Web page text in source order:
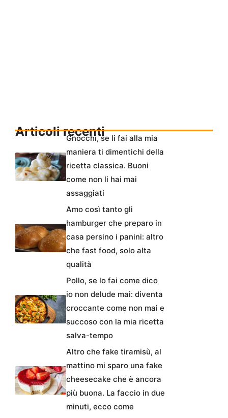
Articoli recentiGnocchi, se li fai alla mia
maniera ti dimentichi della
ricetta classica. Buoni
come non li hai mai
assaggiati
Amo così tanto gli
hamburger che preparo in
casa persino i panini: altro
che fast food, solo alta
qualità
Pollo, se lo fai come dico
io non delude mai: diventa
croccante come non mai e
succoso con la mia ricetta
salva-tempo
Altro che fake tiramisù, al
mattino mi sparo una fake
cheesecake che è ancora
più buona. La faccio in due
minuti, ecco come